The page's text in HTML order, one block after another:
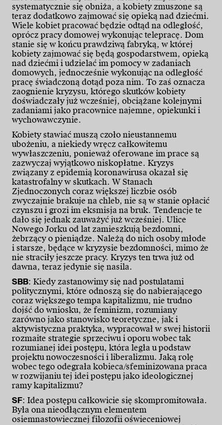
systematycznie się obniża, a kobiety zmuszone są
teraz dodatkowo zajmować się opieką nad dziećmi.
Wiele kobiet pracować będzie odtąd na odległość,
oprócz pracy domowej wykonując telepracę. Dom
stanie się w końcu prawdziwą fabryką, w której
kobiety zajmować się będą gospodarstwem, opieką
nad dziećmi i udzielać im pomocy w zadaniach
domowych, jednocześnie wykonując na odległość
pracę świadczoną dotąd poza nim. To zaś oznacza
zaognienie kryzysu, którego skutków kobiety
doświadczały już wcześniej, obciążane kolejnymi
zadaniami jako pracownice najemne, opiekunki i
wychowawczynie.
Kobiety stawiać muszą czoło nieustannemu
ubożeniu, a niekiedy wręcz całkowitemu
wywłaszczeniu, ponieważ oferowane im prace są
zazwyczaj wyjątkowo niskopłatne. Kryzys
związany z epidemią koronawirusa okazał się
katastrofalny w skutkach. W Stanach
Zjednoczonych coraz większej liczbie osób
zwyczajnie brakuje na chleb, nie są w stanie opłacić
czynszu i grozi im eksmisja na bruk. Tendencje te
dało się jednak zauważyć już wcześniej. Ulice
Nowego Jorku od lat zamieszkują bezdomni,
żebrzący o pieniądze. Należą do nich osoby młode
i starsze, będące w kryzysie bezdomności, mimo że
nie straciły jeszcze pracy. Kryzys ten trwa już od
dawna, teraz jedynie się nasila.
SBB: Kiedy zastanowimy się nad postulatami
politycznymi, które odnoszą się do nabierającego
coraz większego tempa kapitalizmu, nie trudno
dojść do wniosku, że feminizm, rozumiany
zarówno jako stanowisko teoretyczne, jak i
aktywistyczna praktyka, wypracował w swej historii
rozmaite strategie sprzeciwu i oporu wobec tak
rozumianej idei postępu, która legła u podstaw
projektu nowoczesności i liberalizmu. Jaką rolę
wobec tego odegrała kobieca/sfeminizowana praca
w rozwijaniu tej idei postępu jako ideologicznej
ramy kapitalizmu?
SF: Idea postępu całkowicie się skompromitowała.
Była ona nieodłącznym elementem
osiemnastowiecznej filozofii oświeceniowej